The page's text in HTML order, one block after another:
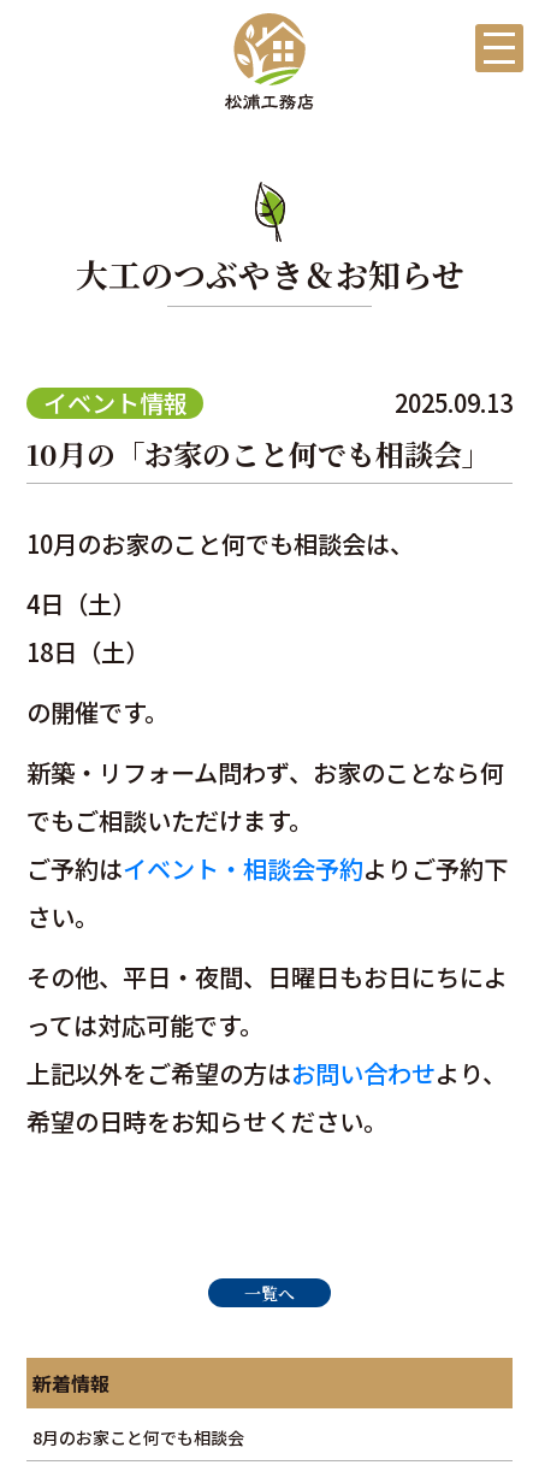
大工のつぶやき＆お知らせ
イベント情報 2025.09.13
10月の「お家のこと何でも相談会」
10月のお家のこと何でも相談会は、
4日（土）
18日（土）
の開催です。
新築・リフォーム問わず、お家のことなら何
でもご相談いただけます。
ご予約はイベント・相談会予約よりご予約下
さい。
その他、平日・夜間、日曜日もお日にちによ
っては対応可能です。
上記以外をご希望の方はお問い合わせより、
希望の日時をお知らせください。
一覧へ
新着情報
8月のお家こと何でも相談会